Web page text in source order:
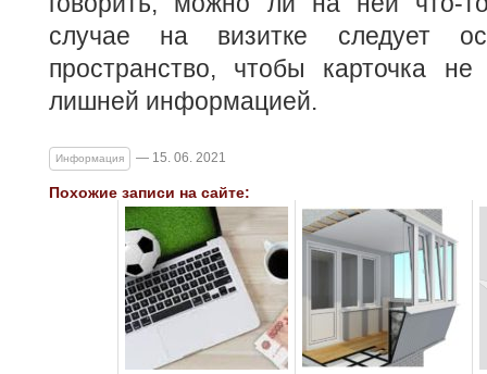
случае на визитке следует
пространство, чтобы карточка
лишней информацией.
Информация — 15. 06. 2021
Похожие записи на сайте: